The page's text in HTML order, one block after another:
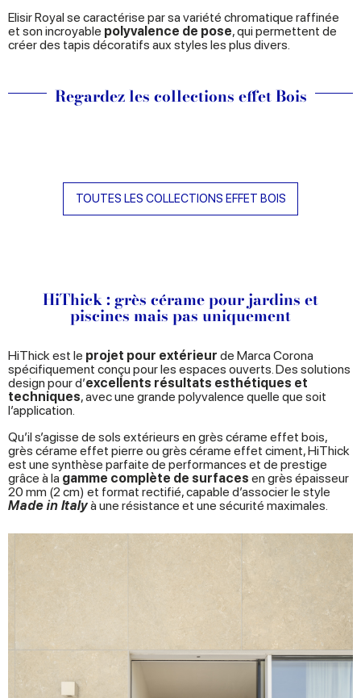
Elisir Royal se caractérise par sa variété chromatique raffinée
et son incroyable polyvalence de pose, qui permettent de
créer des tapis décoratifs aux styles les plus divers.
Regardez les collections effet Bois
TOUTES LES COLLECTIONS EFFET BOIS
HiThick : grès cérame pour jardins et
piscines mais pas uniquement
HiThick est le projet pour extérieur de Marca Corona
spécifiquement conçu pour les espaces ouverts. Des solutions
design pour d’excellents résultats esthétiques et
techniques, avec une grande polyvalence quelle que soit
l’application.
Qu’il s’agisse de sols extérieurs en grès cérame effet bois,
grès cérame effet pierre ou grès cérame effet ciment, HiThick
est une synthèse parfaite de performances et de prestige
grâce à la gamme complète de surfaces en grès épaisseur
20 mm (2 cm) et format rectifié, capable d’associer le style
Made in Italyà une résistance et une sécurité maximales.